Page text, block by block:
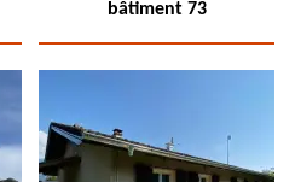
bâtiment 73